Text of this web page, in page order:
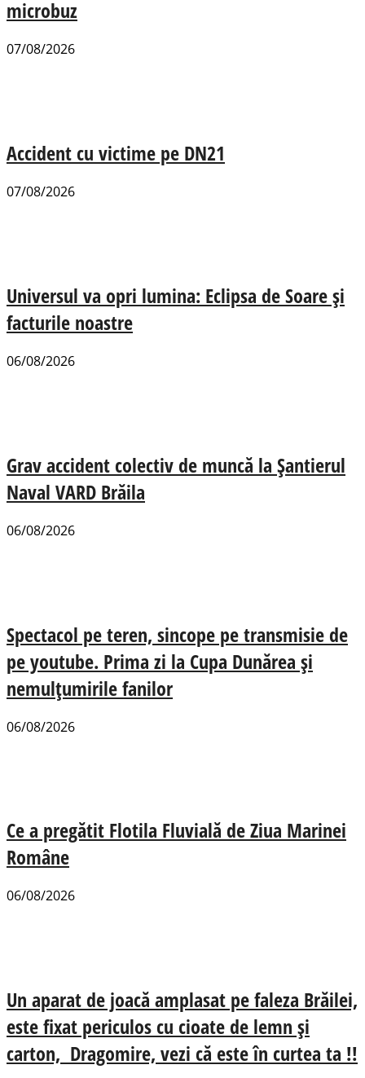
microbuz
07/08/2026
Accident cu victime pe DN21
07/08/2026
Universul va opri lumina: Eclipsa de Soare și
facturile noastre
06/08/2026
Grav accident colectiv de muncă la Șantierul
Naval VARD Brăila
06/08/2026
Spectacol pe teren, sincope pe transmisie de
pe youtube. Prima zi la Cupa Dunărea și
nemulțumirile fanilor
06/08/2026
Ce a pregătit Flotila Fluvială de Ziua Marinei
Române
06/08/2026
Un aparat de joacă amplasat pe faleza Brăilei,
este fixat periculos cu cioate de lemn și
carton, Dragomire, vezi că este în curtea ta !!